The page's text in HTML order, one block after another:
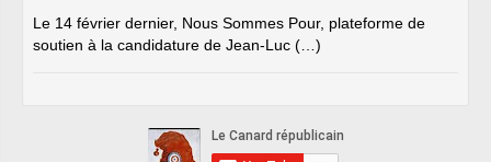
Le 14 février dernier, Nous Sommes Pour, plateforme de
soutien à la candidature de Jean-Luc (…)